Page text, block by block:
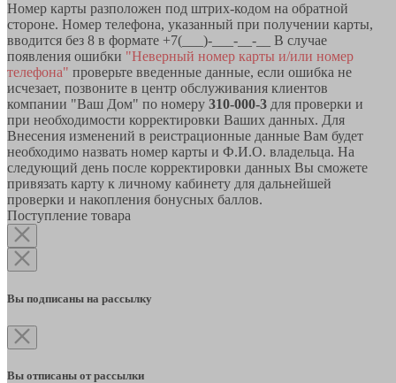
Номер карты разположен под штрих-кодом на обратной
стороне. Номер телефона, указанный при получении карты,
вводится без 8 в формате +7(___)-___-__-__ В случае
появления ошибки "Неверный номер карты и/или номер
телефона" проверьте введенные данные, если ошибка не
исчезает, позвоните в центр обслуживания клиентов
компании "Ваш Дом" по номеру 310-000-3 для проверки и
при необходимости корректировки Ваших данных. Для
Внесения изменений в реистрационные данные Вам будет
необходимо назвать номер карты и Ф.И.О. владельца. На
следующий день после корректировки данных Вы сможете
привязать карту к личному кабинету для дальнейшей
проверки и накопления бонусных баллов.
Поступление товара
Вы подписаны на рассылку
Вы отписаны от рассылки